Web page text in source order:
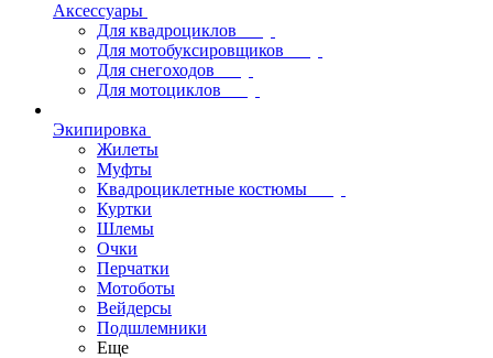
Аксессуары
Для квадроциклов
Для мотобуксировщиков
Для снегоходов
Для мотоциклов
Экипировка
Жилеты
Муфты
Квадроциклетные костюмы
Куртки
Шлемы
Очки
Перчатки
Мотоботы
Вейдерсы
Подшлемники
Еще